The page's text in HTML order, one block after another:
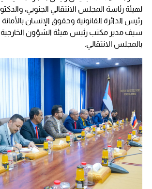
لهيئة رئاسة المجلس الانتقالي الجنوبي،
رئيس الدائرة القانونية وحقوق الإنسان
سيف مدير مكتب رئيس هيئة الشؤون الخارجية
بالمجلس الانتقالي.